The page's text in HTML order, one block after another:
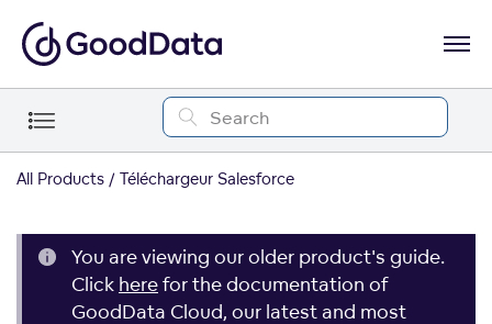
All Products Téléchargeur Salesforce
You are viewing our older product's guide.
Click herefor the documentation of
GoodData Cloud, our latest and most